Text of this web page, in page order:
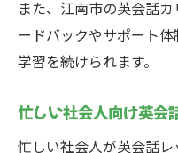
また、江南市の英会話
ードバックやサポート
学習を続けられます。
忙しい社会人向け英会
忙しい社会人が英会話